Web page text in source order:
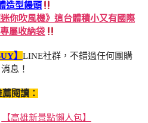
造型饅頭
迷你吹風機》這台體積小又有國際
屬收納袋
】 LINE社群，不錯過任何團購
消息！
薦閱讀：
【高雄新景點懶人包】